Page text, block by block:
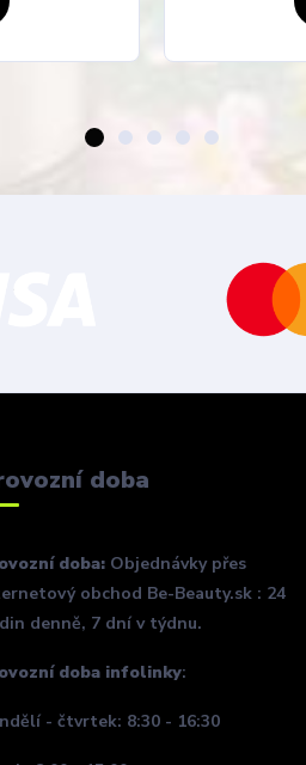
doba
doba: Objednávky přes
obchod Be-Beauty.sk : 24
denně, 7 dní v týdnu.
doba infolinky:
- čtvrtek: 8:30 - 16:30